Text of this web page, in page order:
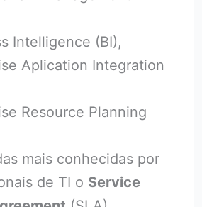
Intelligence (BI),
Aplication Integration
Resource Planning
mais conhecidas por
de TI o Service